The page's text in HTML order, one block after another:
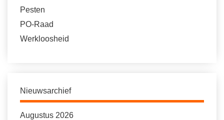
Pesten
PO-Raad
Werkloosheid
Nieuwsarchief
Augustus 2026